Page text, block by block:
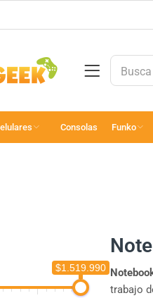
Consolas Funko
trabajo
$1.519.990